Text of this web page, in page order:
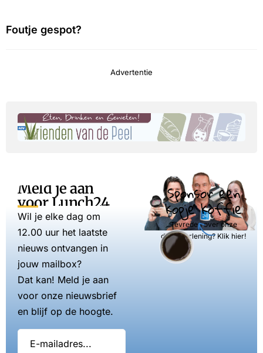
Foutje gespot?
Advertentie
Meld je aan
voor Lunch24
Wil je elke dag om
12.00 uur het laatste
nieuws ontvangen in
jouw mailbox?
Dat kan! Meld je aan
voor onze nieuwsbrief
en blijf op de hoogte.
Sponsor een
kopje koffie
Tevreden over onze
dienstverlening? Klik hier!